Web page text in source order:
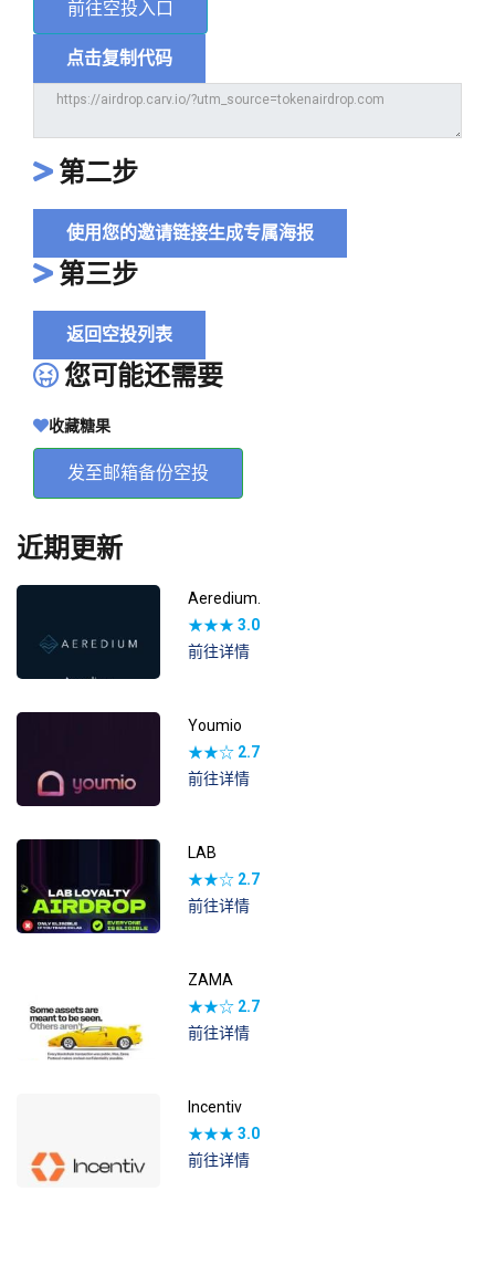
前往空投入口
点击复制代码
第二步
使用您的邀请链接生成专属海报
第三步
返回空投列表
您可能还需要
收藏糖果
发至邮箱备份空投
近期更新
Aeredium.
★★★3.0
前往详情
Youmio
★★☆ 2.7
前往详情
LAB
★★☆ 2.7
前往详情
ZAMA
★★☆ 2.7
前往详情
Incentiv
★★★3.0
前往详情